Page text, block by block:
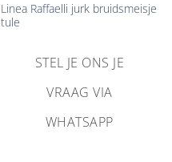
Linea Raffaelli jurk bruidsmeisje
tule
STEL JE ONS JE
VRAAG VIA
WHATSAPP